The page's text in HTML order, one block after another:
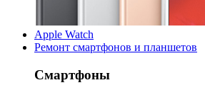
Apple Watch
Ремонт смартфонов и планшетов
Смартфоны